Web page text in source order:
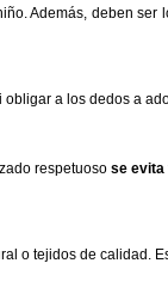
Además, deben ser
obligar a los dedos a
respetuosose evita
o tejidos de calidad.